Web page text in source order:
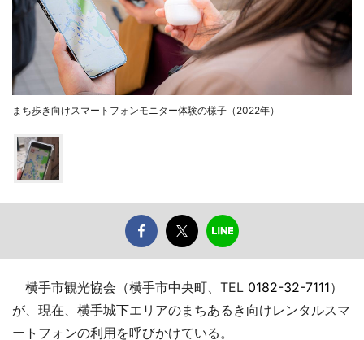
まち歩き向けスマートフォンモニター体験の様子（2022年）
横手市観光協会（横手市中央町、TEL 0182-32-7111）
が、現在、横手城下エリアのまちあるき向けレンタルスマ
ートフォンの利用を呼びかけている。